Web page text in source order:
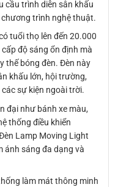
cầu trình diễn sân khấu
chương trình nghệ thuật.
tuổi thọ lên đến 20.000
độ sáng ổn định mà
thế bóng đèn. Đèn này
khấu lớn, hội trường,
sự kiện ngoài trời.
đại như bánh xe màu,
thống điều khiển
Lamp Moving Light
ánh sáng đa dạng và
làm mát thông minh